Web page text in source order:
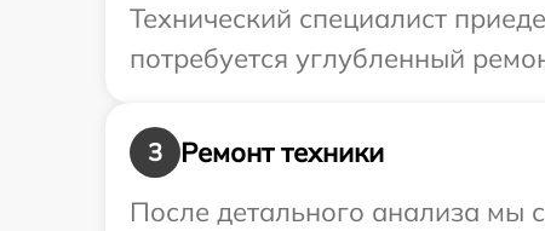
Технический специалист
потребуется углубленный
3
Ремонт техники
После детального анализа мы